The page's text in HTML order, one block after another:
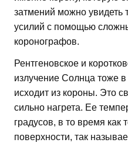
затмений можно увидеть
усилий с помощью
коронографов.
Рентгеновское и
излучение Солнца тоже
исходит из короны. Это
сильно нагрета. Ее
градусов, в то время как
поверхности, так